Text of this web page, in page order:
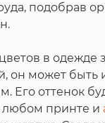
подобрав
в одежде
он может быть
Его оттенок
принте и